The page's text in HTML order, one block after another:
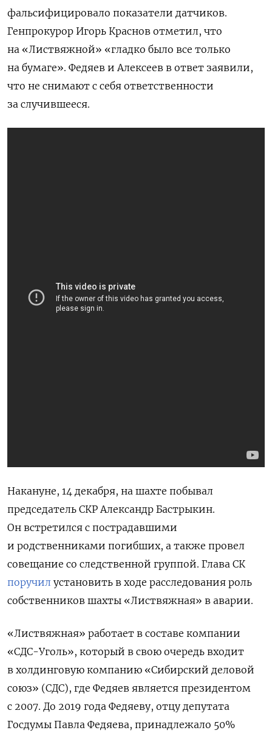
ПОДПИСАТЬСЯ
фальсифицировало показатели датчиков.
Генпрокурор Игорь Краснов отметил, что
на «Листвяжной» «гладко было все только
на бумаге». Федяев и Алексеев в ответ заявили,
что не снимают с себя ответственности
за случившееся.
Накануне, 14 декабря, на шахте побывал
председатель СКР Александр Бастрыкин.
Он встретился с пострадавшими
и родственниками погибших, а также провел
совещание со следственной группой. Глава СК
поручил установить в ходе расследования роль
собственников шахты «Листвяжная» в аварии.
«Листвяжная» работает в составе компании
«СДС-Уголь», который в свою очередь входит
в холдинговую компанию «Сибирский деловой
союз» (СДС), где Федяев является президентом
с 2007. До 2019 года Федяеву, отцу депутата
Госдумы Павла Федяева, принадлежало 50%